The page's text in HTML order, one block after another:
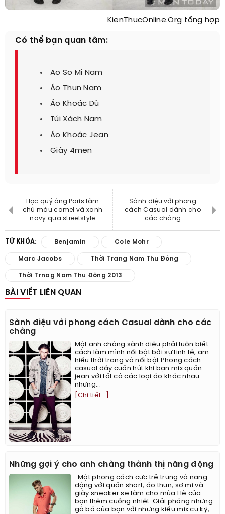
KienThucOnline.Org tổng hợp
Có thể bạn quan tâm:
Ao So Mi Nam
Áo Thun Nam
Áo Khoác Dù
Túi Xách Nam
Áo Khoác Jean
Giày 4men
Học quý ông Paris làm
chủ màu camel và xanh
navy qua streetstyle
Sành điệu với phong
cách Casual dành cho
các chàng
TỪ KHÓA: Benjamin Cole Mohr
Marc Jacobs Thời Trang Nam Thu Đông
Thời Trnag Nam Thu Đông 2013
BÀI VIẾT LIÊN QUAN
Sành điệu với phong cách Casual dành cho các
chàng
Một anh chàng sành điệu phải luôn biết
cách làm mình nổi bật bởi sự tinh tế, am
hiểu thời trang và nổi bật.Phong cách
casual đầy cuốn hút khi bạn mix quần
jean với tất cả các loại áo khác nhau
nhưng...
[Chi tiết...]
Những gợi ý cho anh chàng thành thị năng động
Một phong cách cực trẻ trung và năng
động với quần short, áo thun, sơ mi và
giày sneaker sẽ làm cho mùa Hè của
bạn thêm cuồng nhiệt. Giải phóng những
gò bó của bạn với những kiểu mix cũ kỹ,